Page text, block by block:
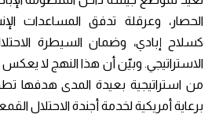
الحصار، وعرقلة تدفق المساعدات
كسلاح إبادي، وضمان السيطرة
الاستراتيجي. وبيّن أن هذا النهج لا
من استراتيجية بعيدة المدى هدفها
برعاية أمريكية لخدمة أجندة الاحتلال